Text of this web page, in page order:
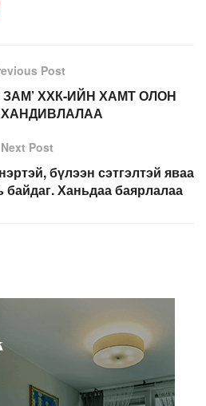
Post
ХХК-ИЙН ХАМТ ОЛОН
Next Post
бүлээн сэтгэлтэй яваа
байдаг. Ханьдаа баярлалаа